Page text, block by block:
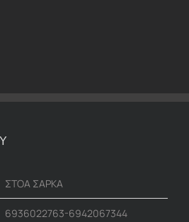
ΣΤΟΑ ΣΑΡΚΑ
6936022763-6942067344